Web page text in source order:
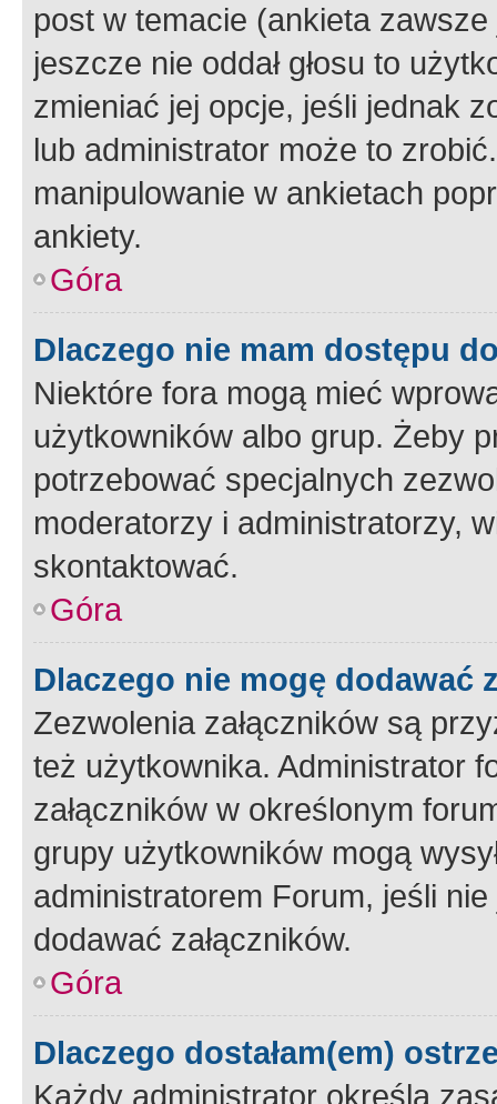
post w temacie (ankieta
jeszcze nie oddał głosu to
zmieniać jej opcje, jeśli jednak
lub administrator może to
manipulowanie w ankietach
ankiety.
Góra
Dlaczego nie mam dostępu
Niektóre fora mogą mieć
użytkowników albo grup. Żeby
potrzebować specjalnych
moderatorzy i administratorzy,
skontaktować.
Góra
Dlaczego nie mogę dodawać
Zezwolenia załączników są
też użytkownika. Administrator
załączników w określonym
grupy użytkowników mogą
administratorem Forum, jeśli
dodawać załączników.
Góra
Dlaczego dostałam(em)
Każdy administrator określa